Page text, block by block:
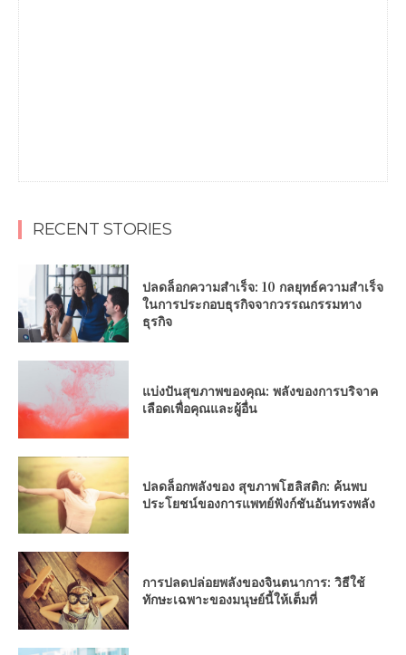
RECENT STORIES
ปลดล็อกความสำเร็จ: 10 กลยุทธ์ความสำเร็จ
ในการประกอบธุรกิจจากวรรณกรรมทาง
ธุรกิจ
แบ่งปันสุขภาพของคุณ: พลังของการบริจาค
เลือดเพื่อคุณและผู้อื่น
ปลดล็อกพลังของ สุขภาพโฮลิสติก: ค้นพบ
ประโยชน์ของการแพทย์ฟังก์ชันอันทรงพลัง
การปลดปล่อยพลังของจินตนาการ: วิธีใช้
ทักษะเฉพาะของมนุษย์นี้ให้เต็มที่